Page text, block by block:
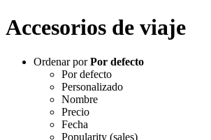
Accesorios de viaje
Ordenar porPor defecto
Por defecto
Personalizado
Nombre
Precio
Fecha
Popularity (sales)